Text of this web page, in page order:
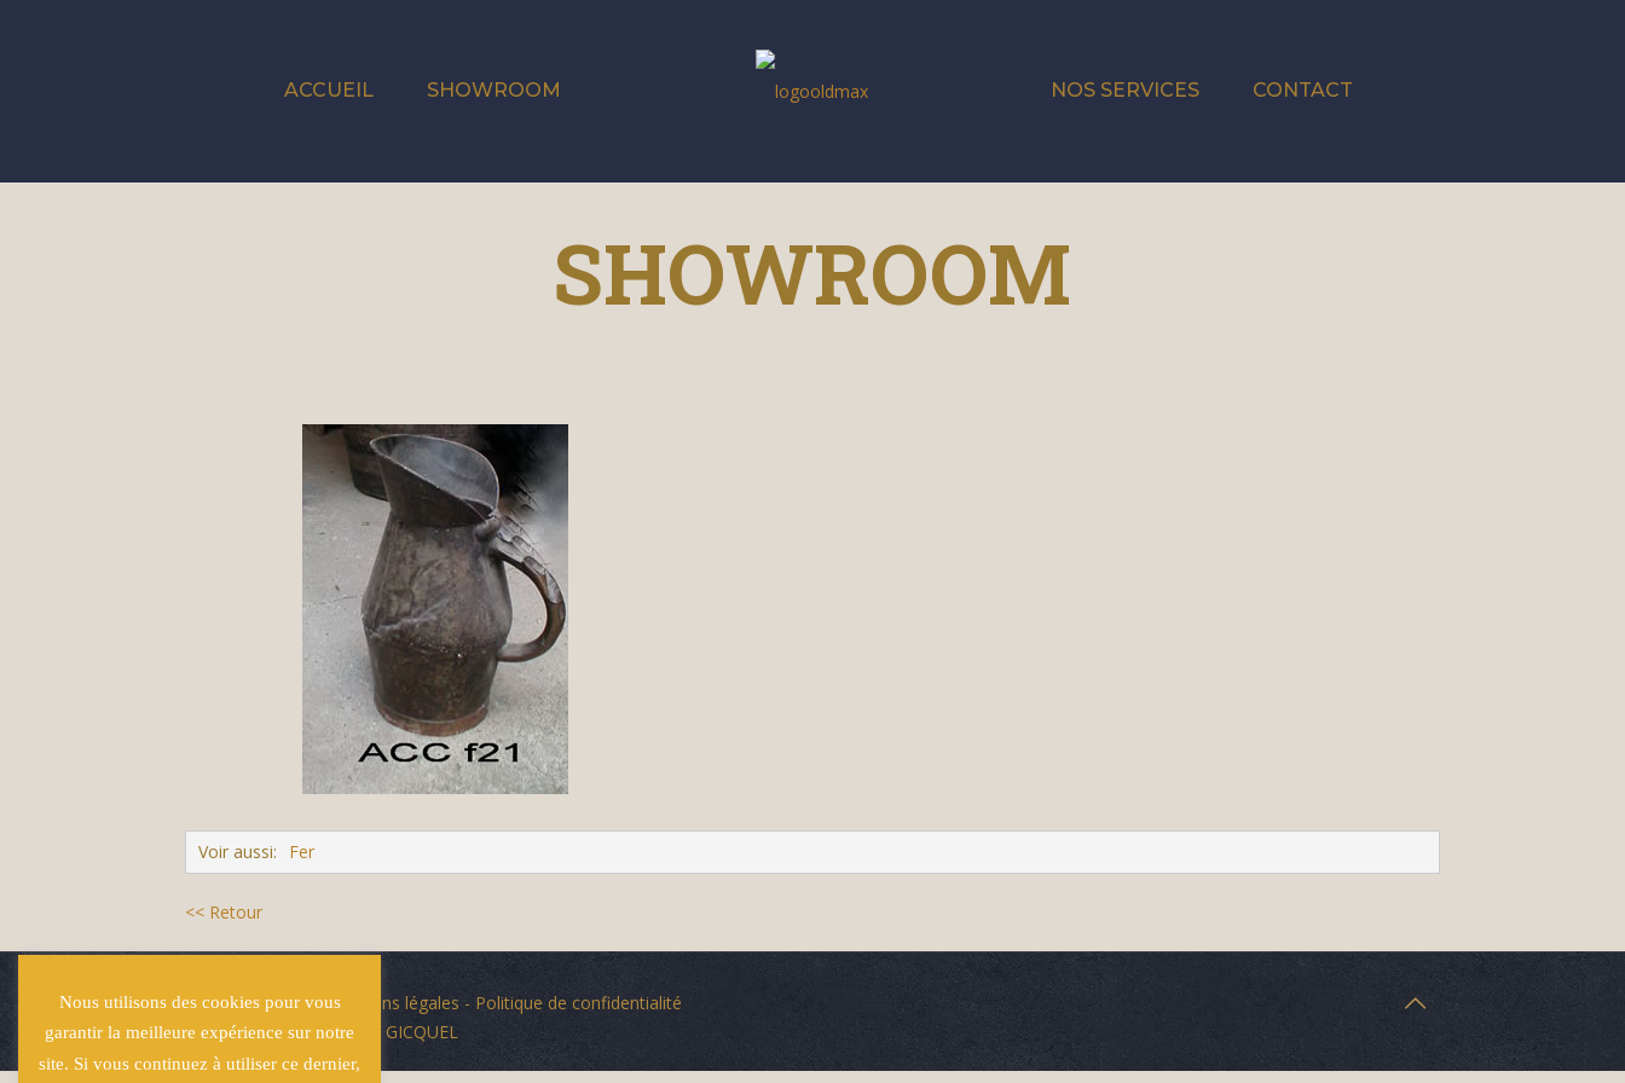
ACCUEIL SHOWROOM NOS SERVICES CONTACT
SHOWROOM
Voir aussi: Fer
<< Retour
© Écuries Hardy -Mentions légales - Politique de confidentialité
Site développé parLucas GICQUEL
Nous utilisons des cookies pour vous
garantir la meilleure expérience sur notre
site. Si vous continuez à utiliser ce dernier,